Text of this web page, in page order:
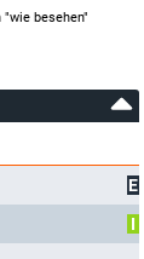
besehen"
E
I